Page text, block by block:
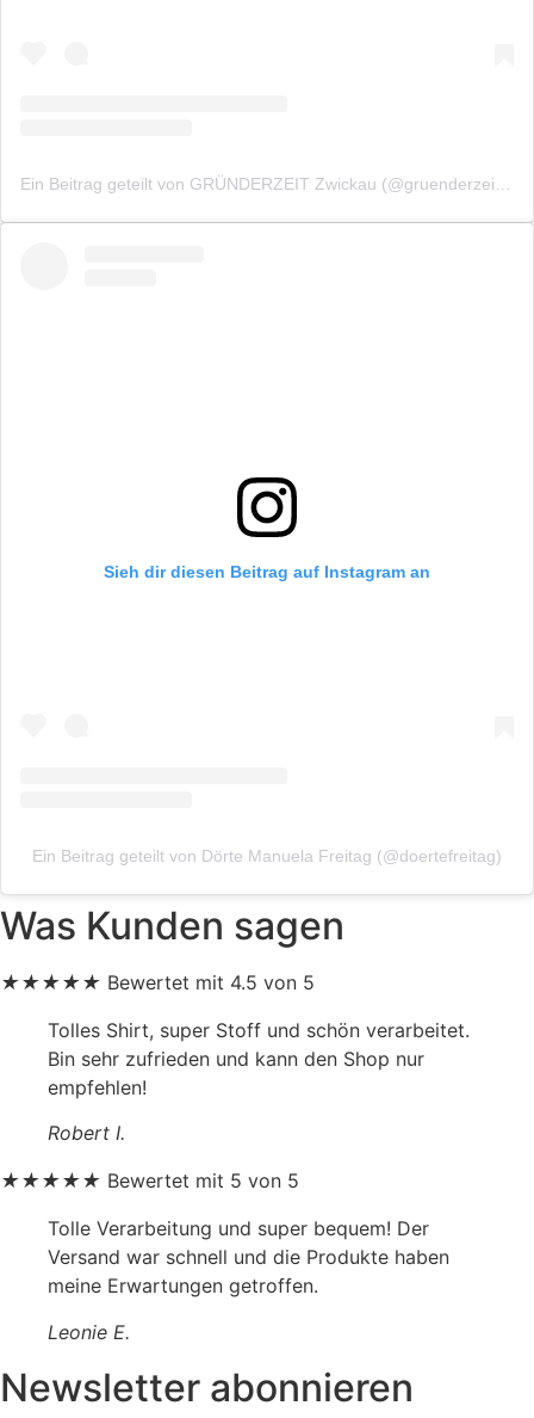
Sieh dir diesen Beitrag auf Instagram an
Ein Beitrag geteilt von Dörte Manuela Freitag (@doertefreitag)
Was Kunden sagen
★★★★★ Bewertet mit 4.5 von 5
Tolles Shirt, super Stoff und schön verarbeitet.
Bin sehr zufrieden und kann den Shop nur
empfehlen!
Robert I.
★★★★★ Bewertet mit 5 von 5
Tolle Verarbeitung und super bequem! Der
Versand war schnell und die Produkte haben
meine Erwartungen getroffen.
Leonie E.
Newsletter abonnieren